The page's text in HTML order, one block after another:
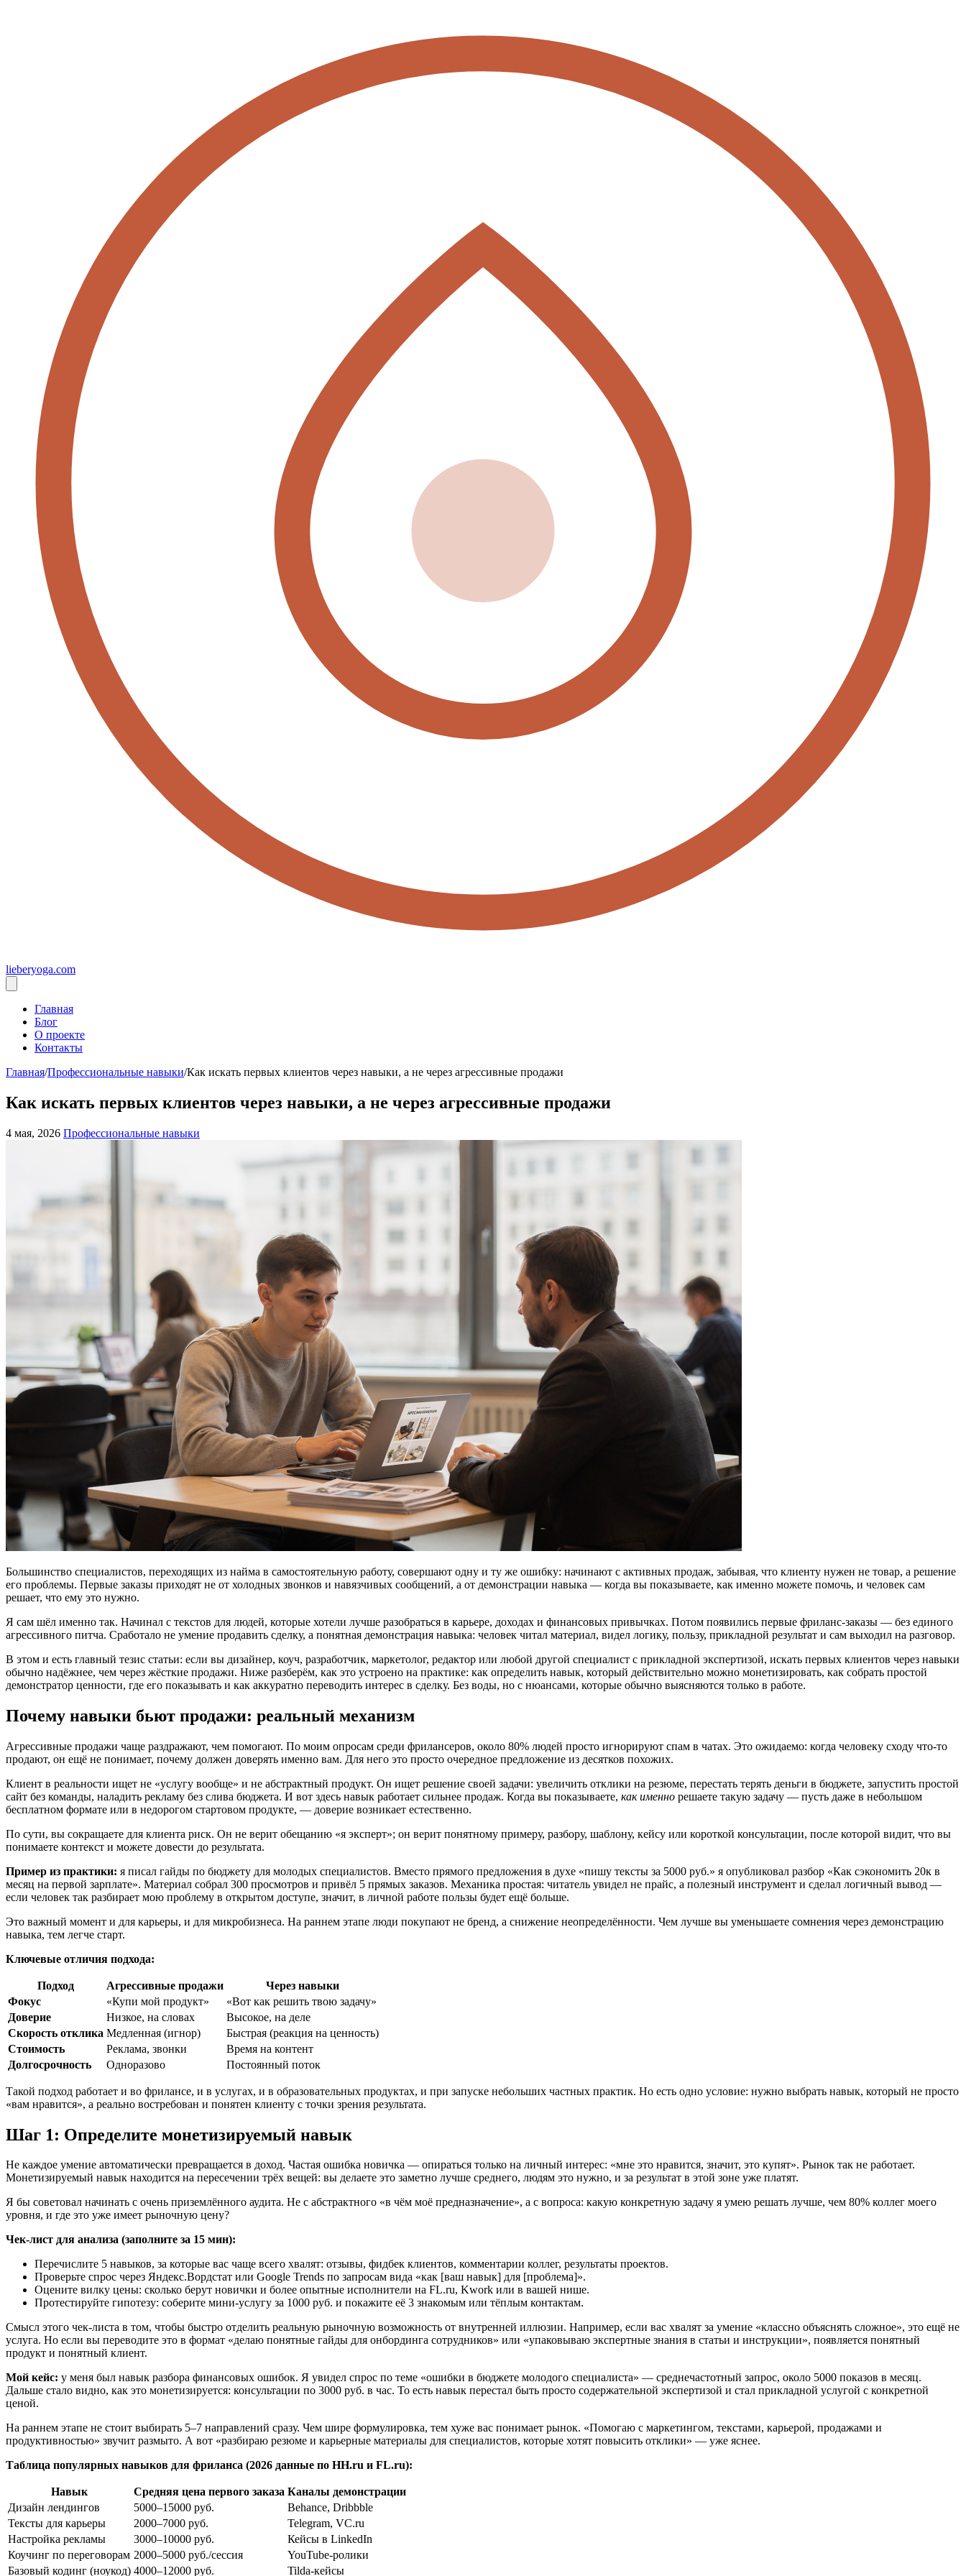
lieberyoga.com
Главная
Блог
О проекте
Контакты
Главная/Профессиональные навыки/Как искать первых клиентов через навыки, а не через агрессивные продажи
Как искать первых клиентов через навыки, а не через агрессивные продажи
4 мая, 2026 Профессиональные навыки
Большинство специалистов, переходящих из найма в самостоятельную работу, совершают одну и ту же ошибку: начинают с активных продаж, забывая, что клиенту нужен не товар, а решение
его проблемы. Первые заказы приходят не от холодных звонков и навязчивых сообщений, а от демонстрации навыка — когда вы показываете, как именно можете помочь, и человек сам
решает, что ему это нужно.
Я сам шёл именно так. Начинал с текстов для людей, которые хотели лучше разобраться в карьере, доходах и финансовых привычках. Потом появились первые фриланс-заказы — без единого
агрессивного питча. Сработало не умение продавить сделку, а понятная демонстрация навыка: человек читал материал, видел логику, пользу, прикладной результат и сам выходил на разговор.
В этом и есть главный тезис статьи: если вы дизайнер, коуч, разработчик, маркетолог, редактор или любой другой специалист с прикладной экспертизой, искать первых клиентов через навыки
обычно надёжнее, чем через жёсткие продажи. Ниже разберём, как это устроено на практике: как определить навык, который действительно можно монетизировать, как собрать простой
демонстратор ценности, где его показывать и как аккуратно переводить интерес в сделку. Без воды, но с нюансами, которые обычно выясняются только в работе.
Почему навыки бьют продажи: реальный механизм
Агрессивные продажи чаще раздражают, чем помогают. По моим опросам среди фрилансеров, около 80% людей просто игнорируют спам в чатах. Это ожидаемо: когда человеку сходу что-то
продают, он ещё не понимает, почему должен доверять именно вам. Для него это просто очередное предложение из десятков похожих.
Клиент в реальности ищет не «услугу вообще» и не абстрактный продукт. Он ищет решение своей задачи: увеличить отклики на резюме, перестать терять деньги в бюджете, запустить простой
сайт без команды, наладить рекламу без слива бюджета. И вот здесь навык работает сильнее продаж. Когда вы показываете, как именно решаете такую задачу — пусть даже в небольшом
бесплатном формате или в недорогом стартовом продукте, — доверие возникает естественно.
По сути, вы сокращаете для клиента риск. Он не верит обещанию «я эксперт»; он верит понятному примеру, разбору, шаблону, кейсу или короткой консультации, после которой видит, что вы
понимаете контекст и можете довести до результата.
Пример из практики: я писал гайды по бюджету для молодых специалистов. Вместо прямого предложения в духе «пишу тексты за 5000 руб.» я опубликовал разбор «Как сэкономить 20к в
месяц на первой зарплате». Материал собрал 300 просмотров и привёл 5 прямых заказов. Механика простая: читатель увидел не прайс, а полезный инструмент и сделал логичный вывод —
если человек так разбирает мою проблему в открытом доступе, значит, в личной работе пользы будет ещё больше.
Это важный момент и для карьеры, и для микробизнеса. На раннем этапе люди покупают не бренд, а снижение неопределённости. Чем лучше вы уменьшаете сомнения через демонстрацию
навыка, тем легче старт.
Ключевые отличия подхода:
Подход Агрессивные продажи
Через навыки
Фокус
«Купи мой продукт»
«Вот как решить твою задачу»
Доверие
Низкое, на словах
Высокое, на деле
Скорость отклика Медленная (игнор)
Быстрая (реакция на ценность)
Стоимость
Реклама, звонки
Время на контент
Долгосрочность
Одноразово Постоянный поток
Такой подход работает и во фрилансе, и в услугах, и в образовательных продуктах, и при запуске небольших частных практик. Но есть одно условие: нужно выбрать навык, который не просто
«вам нравится», а реально востребован и понятен клиенту с точки зрения результата.
Шаг 1: Определите монетизируемый навык
Не каждое умение автоматически превращается в доход. Частая ошибка новичка — опираться только на личный интерес: «мне это нравится, значит, это купят». Рынок так не работает.
Монетизируемый навык находится на пересечении трёх вещей: вы делаете это заметно лучше среднего, людям это нужно, и за результат в этой зоне уже платят.
Я бы советовал начинать с очень приземлённого аудита. Не с абстрактного «в чём моё предназначение», а с вопроса: какую конкретную задачу я умею решать лучше, чем 80% коллег моего
уровня, и где это уже имеет рыночную цену?
Чек-лист для анализа (заполните за 15 мин):
Перечислите 5 навыков, за которые вас чаще всего хвалят: отзывы, фидбек клиентов, комментарии коллег, результаты проектов.
Проверьте спрос через Яндекс.Вордстат или Google Trends по запросам вида «как [ваш навык] для [проблема]».
Оцените вилку цены: сколько берут новички и более опытные исполнители на FL.ru, Kwork или в вашей нише.
Протестируйте гипотезу: соберите мини-услугу за 1000 руб. и покажите её 3 знакомым или тёплым контактам.
Смысл этого чек-листа в том, чтобы быстро отделить реальную рыночную возможность от внутренней иллюзии. Например, если вас хвалят за умение «классно объяснять сложное», это ещё не
услуга. Но если вы переводите это в формат «делаю понятные гайды для онбординга сотрудников» или «упаковываю экспертные знания в статьи и инструкции», появляется понятный
продукт и понятный клиент.
Мой кейс: у меня был навык разбора финансовых ошибок. Я увидел спрос по теме «ошибки в бюджете молодого специалиста» — среднечастотный запрос, около 5000 показов в месяц.
Дальше стало видно, как это монетизируется: консультации по 3000 руб. в час. То есть навык перестал быть просто содержательной экспертизой и стал прикладной услугой с конкретной
ценой.
На раннем этапе не стоит выбирать 5–7 направлений сразу. Чем шире формулировка, тем хуже вас понимает рынок. «Помогаю с маркетингом, текстами, карьерой, продажами и
продуктивностью» звучит размыто. А вот «разбираю резюме и карьерные материалы для специалистов, которые хотят повысить отклики» — уже яснее.
Таблица популярных навыков для фриланса (2026 данные по HH.ru и FL.ru):
Навык Средняя цена первого заказа Каналы демонстрации
Дизайн лендингов
5000–15000 руб.
Behance, Dribbble
Тексты для карьеры
2000–7000 руб.
Telegram, VC.ru
Настройка рекламы
3000–10000 руб.
Кейсы в LinkedIn
Коучинг по переговорам 2000–5000 руб./сессия
YouTube-ролики
Базовый кодинг (ноукод) 4000–12000 руб. Tilda-кейсы